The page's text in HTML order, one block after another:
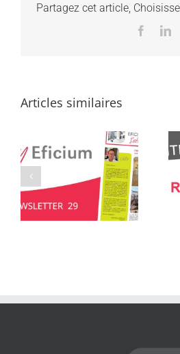
Partagez cet article,
Articles similaires